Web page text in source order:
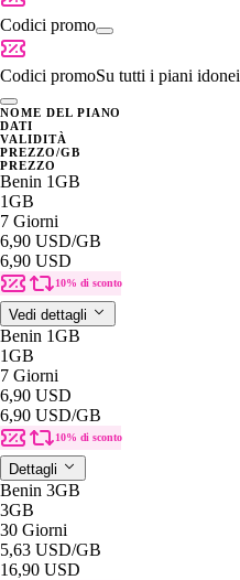
Codici promo
Codici promoSu tutti i piani idonei
NOME DEL PIANO
DATI
VALIDITÀ
PREZZO/GB
PREZZO
Benin 1GB
1GB
7 Giorni
6,90 USD/GB
6,90 USD
10% di sconto
Vedi dettagli
Benin 1GB
1GB
7 Giorni
6,90 USD
6,90 USD/GB
10% di sconto
Dettagli
Benin 3GB
3GB
30 Giorni
5,63 USD/GB
16,90 USD